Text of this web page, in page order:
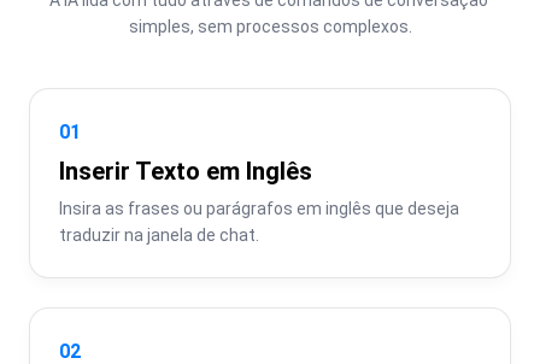
simples, sem processos complexos.
01
Inserir Texto em Inglês
Insira as frases ou parágrafos em inglês que deseja
traduzir na janela de chat.
02